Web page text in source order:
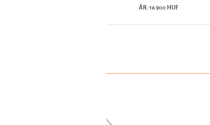
ÁR: 16 900 HUF